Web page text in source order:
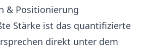
& Positionierung
Stärke ist das quantifizierte
direkt unter dem